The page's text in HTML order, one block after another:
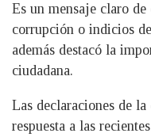
Es un mensaje claro
corrupción o indicios
además destacó la
ciudadana.
Las declaraciones de
respuesta a las